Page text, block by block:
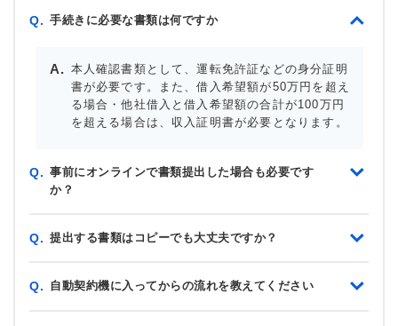
Q. 手続きに必要な書類は何ですか
本人確認書類として、運転免許証などの身分証明
書が必要です。また、借入希望額が50万円を超え
る場合・他社借入と借入希望額の合計が100万円
を超える場合は、収入証明書が必要となります。
Q. 事前にオンラインで書類提出した場合も必要です
か？
Q. 提出する書類はコピーでも大丈夫ですか？
Q. 自動契約機に入ってからの流れを教えてください